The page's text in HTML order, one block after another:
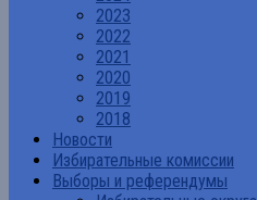
2023
2022
2021
2020
2019
2018
Новости
Избирательные комиссии
Выборы и референдумы